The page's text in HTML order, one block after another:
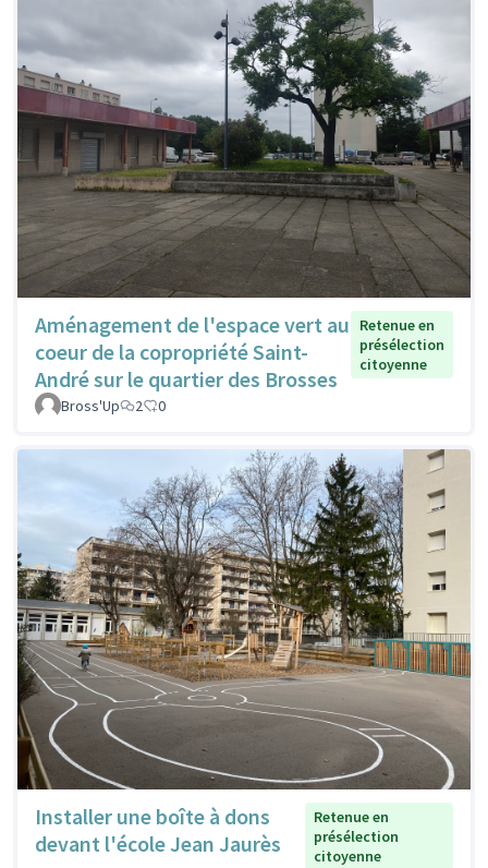
Aménagement de l'espace vert au
coeur de la copropriété Saint-
André sur le quartier des Brosses
Retenue en
présélection
citoyenne
Bross'Up 2 0
Installer une boîte à dons
devant l'école Jean Jaurès
Retenue en
présélection
citoyenne